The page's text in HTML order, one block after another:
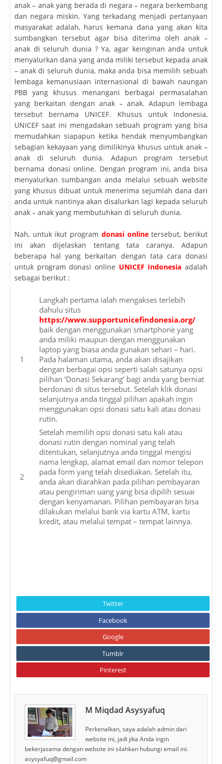
anak – anak yang berada di negara – negara berkembang
dan negara miskin. Yang terkadang menjadi pertanyaan
masyarakat adalah, harus kemana dana yang akan kita
sumbangkan tersebut agar bisa diterima oleh anak –
anak di seluruh dunia ? Ya, agar keinginan anda untuk
menyalurkan dana yang anda miliki tersebut kepada anak
– anak di seluruh dunia, maka anda bisa memilih sebuah
lembaga kemanusiaan internasional di bawah naungan
PBB yang khusus menangani berbagai permasalahan
yang berkaitan dengan anak – anak. Adapun lembaga
tersebut bernama UNICEF. Khusus untuk Indonesia,
UNICEF saat ini mengadakan sebuah program yang bisa
memudahkan siapapun ketika hendak menyumbangkan
sebagian kekayaan yang dimilikinya khusus untuk anak –
anak di seluruh dunia. Adapun program tersebut
bernama donasi online. Dengan program ini, anda bisa
menyalurkan sumbangan anda melalui sebuah website
yang khusus dibuat untuk menerima sejumlah dana dari
anda untuk nantinya akan disalurkan lagi kepada seluruh
anak – anak yang membutuhkan di seluruh dunia.
Nah, untuk ikut program donasi onlinetersebut, berikut
ini akan dijelaskan tentang tata caranya. Adapun
beberapa hal yang berkaitan dengan tata cara donasi
untuk program donasi online UNICEF Indonesia adalah
sebagai berikut :
Langkah pertama ialah mengakses terlebih
dahulu situs
https://www.supportunicefindonesia.org/
baik dengan menggunakan smartphone yang
anda miliki maupun dengan menggunakan
laptop yang biasa anda gunakan sehari – hari.
Pada halaman utama, anda akan disajikan
dengan berbagai opsi seperti salah satunya opsi
pilihan ‘Donasi Sekarang’ bagi anda yang berniat
berdonasi di situs tersebut. Setelah klik donasi
selanjutnya anda tinggal pilihan apakah ingin
menggunakan opsi donasi satu kali atau donasi
rutin.
Setelah memilih opsi donasi satu kali atau
donasi rutin dengan nominal yang telah
ditentukan, selanjutnya anda tinggal mengisi
nama lengkap, alamat email dan nomor telepon
pada form yang telah disediakan. Setelah itu,
anda akan diarahkan pada pilihan pembayaran
atau pengiriman uang yang bisa dipilih sesuai
dengan kenyamanan. Pilihan pembayaran bisa
dilakukan melalui bank via kartu ATM, kartu
kredit, atau melalui tempat – tempat lainnya.
Twitter
Facebook
Google
Tumblr
Pinterest
M Miqdad Asysyafuq
Perkenalkan, saya adalah admin dari
website ini, jadi jika Anda ingin
bekerjasama dengan website ini silahkan hubungi email ini.
asysyafuq@gmail.com